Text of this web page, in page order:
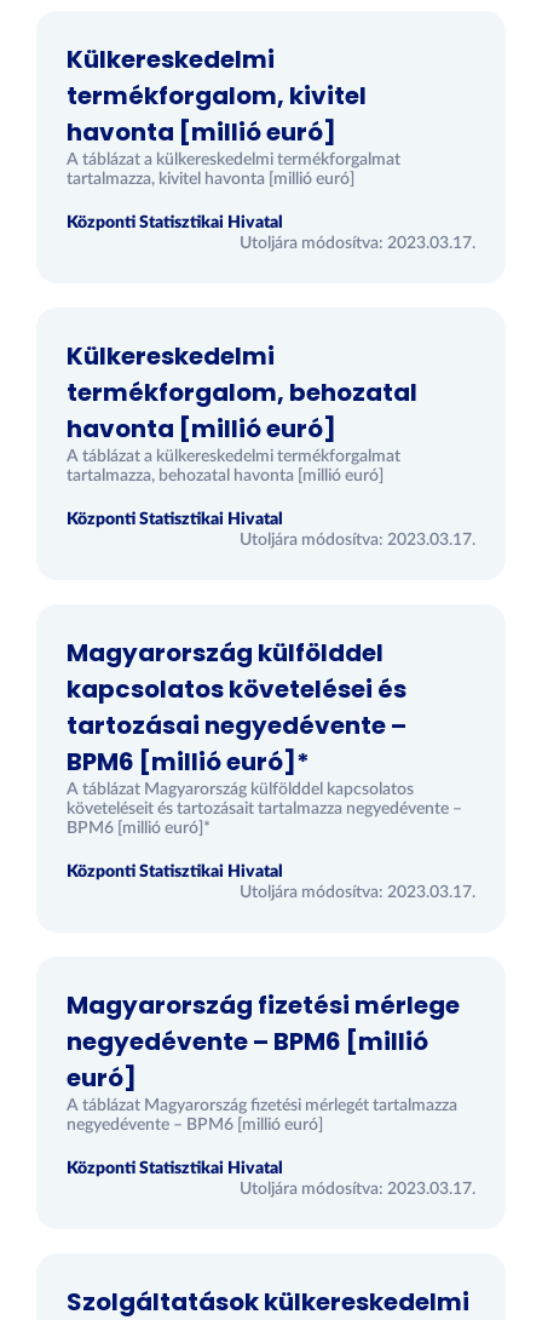
Külkereskedelmi
termékforgalom, kivitel
havonta [millió euró]
A táblázat a külkereskedelmi termékforgalmat
tartalmazza, kivitel havonta [millió euró]
Központi Statisztikai Hivatal
Utoljára módosítva: 2023.03.17.
Külkereskedelmi
termékforgalom, behozatal
havonta [millió euró]
A táblázat a külkereskedelmi termékforgalmat
tartalmazza, behozatal havonta [millió euró]
Központi Statisztikai Hivatal
Utoljára módosítva: 2023.03.17.
Magyarország külfölddel
kapcsolatos követelései és
tartozásai negyedévente –
BPM6 [millió euró]*
A táblázat Magyarország külfölddel kapcsolatos
követeléseit és tartozásait tartalmazza negyedévente –
BPM6 [millió euró]*
Központi Statisztikai Hivatal
Utoljára módosítva: 2023.03.17.
Magyarország fizetési mérlege
negyedévente – BPM6 [millió
euró]
A táblázat Magyarország fizetési mérlegét tartalmazza
negyedévente – BPM6 [millió euró]
Központi Statisztikai Hivatal
Utoljára módosítva: 2023.03.17.
Szolgáltatások külkereskedelmi